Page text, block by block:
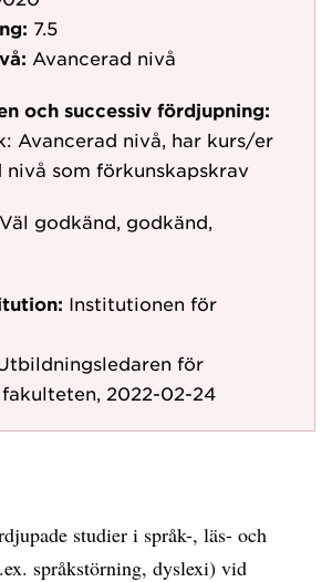
7.5
Avancerad nivå
och successiv fördjupning:
Avancerad nivå, har kurs/er
nivå som förkunskapskrav
Väl godkänd, godkänd,
Institutionen för
för
2022-02-24
studier i språk-, läs- och
språkstörning, dyslexi) vid